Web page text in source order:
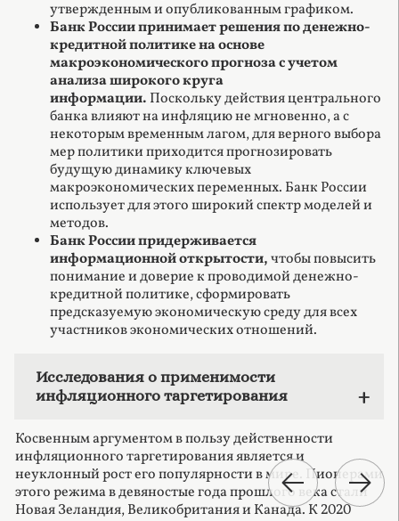
утвержденным и опубликованным графиком.
Банк России принимает решения по денежно-
кредитной политике на основе
макроэкономического прогноза с учетом
анализа широкого круга
информации. Поскольку действия центрального
банка влияют на инфляцию не мгновенно, а с
некоторым временным лагом, для верного выбора
мер политики приходится прогнозировать
будущую динамику ключевых
макроэкономических переменных. Банк России
использует для этого широкий спектр моделей и
методов.
Банк России придерживается
информационной открытости,чтобы повысить
понимание и доверие к проводимой денежно-
кредитной политике, сформировать
предсказуемую экономическую среду для всех
участников экономических отношений.
Исследования о применимости
инфляционного таргетирования
Косвенным аргументом в пользу действенности
инфляционного таргетирования является и
неуклонный рост его популярности в мире. Пионерами
этого режима в девяностые года прошлого века стали
Новая Зеландия, Великобритания и Канада. К 2020